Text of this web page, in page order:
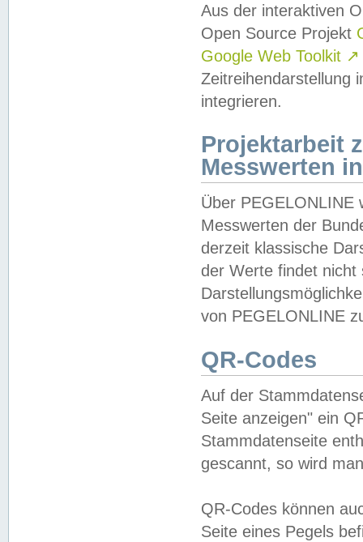
Aus der interaktiven
Open Source Projekt
Google Web Toolkit ↗
Zeitreihendarstellung
integrieren.
Projektarbeit
Messwerten
Über PEGELONLINE
Messwerten der
derzeit klassische
der Werte findet
von PEGELONLINE
QR-Codes
Auf der
Seite anzeigen" ein
Stammdatenseite
gescannt, so wird
QR-Codes können
Seite eines Pegels